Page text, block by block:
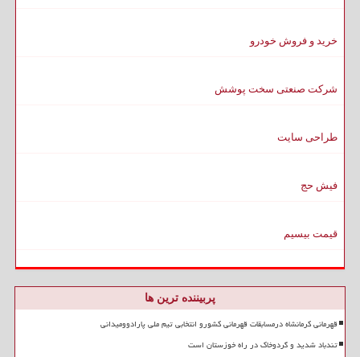
خرید و فروش خودرو
شرکت صنعتی سخت پوشش
طراحی سایت
فیش حج
قیمت بیسیم
پربیننده ترین ها
قهرمانی کرمانشاه درمسابقات قهرمانی کشورو انتخابی تیم ملی پارادوومیدانی
تندباد شدید و گردوخاک در راه خوزستان است